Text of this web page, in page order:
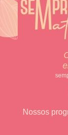
Nossos